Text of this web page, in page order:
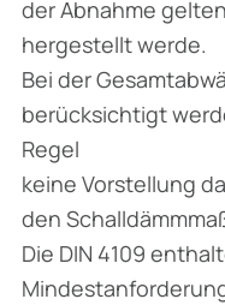
der Abnahme
hergestellt werde.
Bei der
berücksichtigt
Regel
keine Vorstellung
den
Die DIN 4109